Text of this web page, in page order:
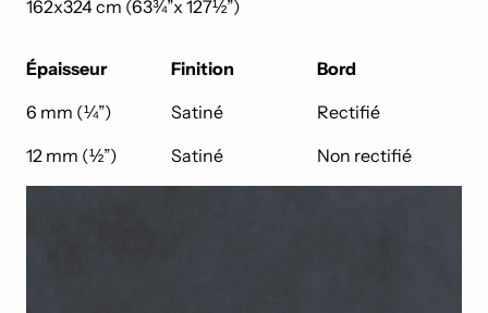
162x324 cm (63¾”x 127½”)
Épaisseur Finition
Bord
6 mm (¼”)
Satiné
Rectifié
12 mm (½”)
Satiné Non rectifié